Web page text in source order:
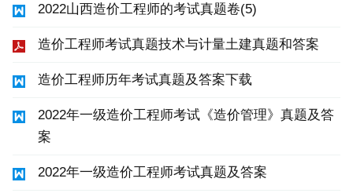
2022山西造价工程师的考试真题卷(5)
造价工程师考试真题技术与计量土建真题和答案
造价工程师历年考试真题及答案下载
2022年一级造价工程师考试《造价管理》真题及答
案
2022年一级造价工程师考试真题及答案